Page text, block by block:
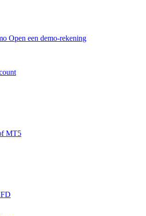
Open een demo-rekening
MT5